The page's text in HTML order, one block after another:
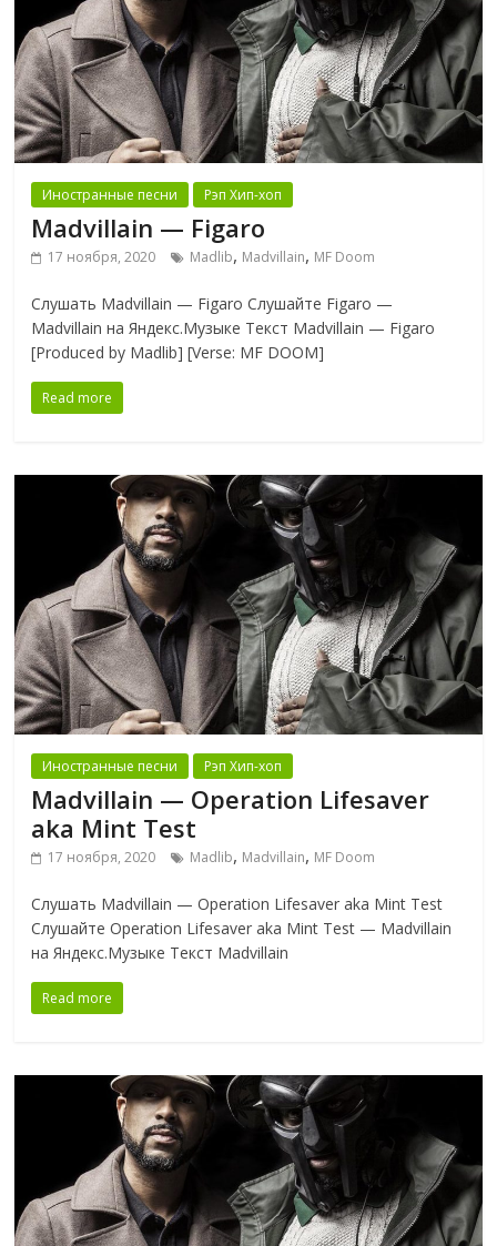
Иностранные песни Рэп Хип-хоп
Madvillain — Figaro
17 ноября, 2020 Madlib, Madvillain, MF Doom
Слушать Madvillain — Figaro Слушайте Figaro —
Madvillain на Яндекс.Музыке Текст Madvillain — Figaro
[Produced by Madlib] [Verse: MF DOOM]
Read more
Иностранные песни Рэп Хип-хоп
Madvillain — Operation Lifesaver
aka Mint Test
17 ноября, 2020 Madlib, Madvillain, MF Doom
Слушать Madvillain — Operation Lifesaver aka Mint Test
Слушайте Operation Lifesaver aka Mint Test — Madvillain
на Яндекс.Музыке Текст Madvillain
Read more